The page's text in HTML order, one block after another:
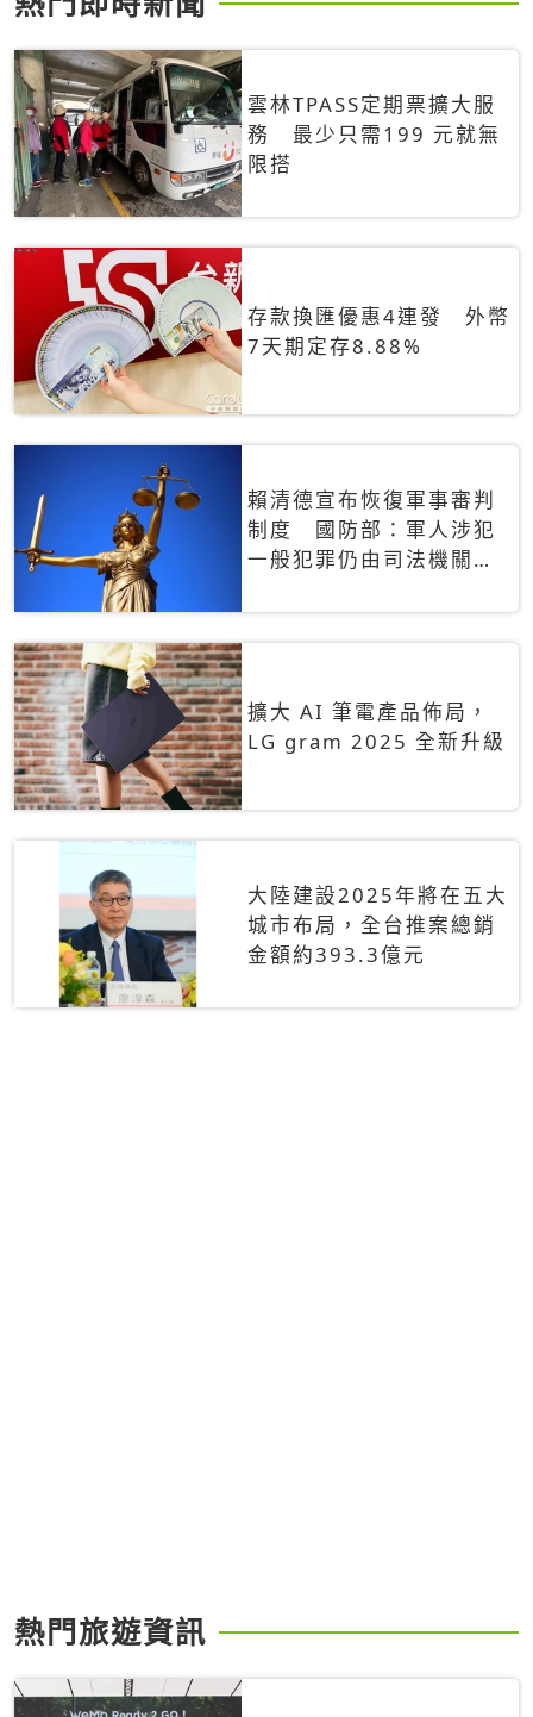
雲林TPASS定期票擴大服
務 最少只需199 元就無
限搭
存款換匯優惠4連發 外幣
7天期定存8.88%
賴清德宣布恢復軍事審判
制度 國防部：軍人涉犯
一般犯罪仍由司法機關辦
擴大 AI 筆電產品佈局，
LG gram 2025 全新升級
大陸建設2025年將在五大
城市布局，全台推案總銷
金額約393.3億元
熱門旅遊資訊